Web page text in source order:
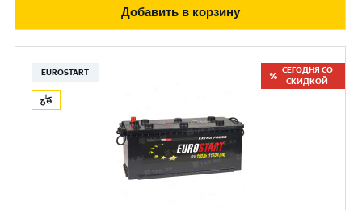
Добавить в корзину
EUROSTART
СЕГОДНЯ СО
СКИДКОЙ